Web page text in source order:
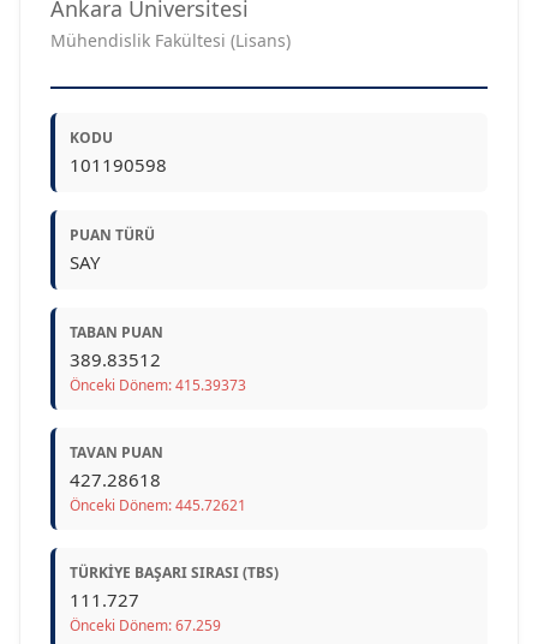
Ankara Üniversitesi
Mühendislik Fakültesi (Lisans)
KODU
101190598
PUAN TÜRÜ
SAY
TABAN PUAN
389.83512
Önceki Dönem: 415.39373
TAVAN PUAN
427.28618
Önceki Dönem: 445.72621
TÜRKIYE BAŞARI SIRASI (TBS)
111.727
Önceki Dönem: 67.259